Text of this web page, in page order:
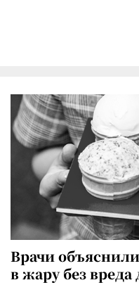
Врачи
в жару без вреда